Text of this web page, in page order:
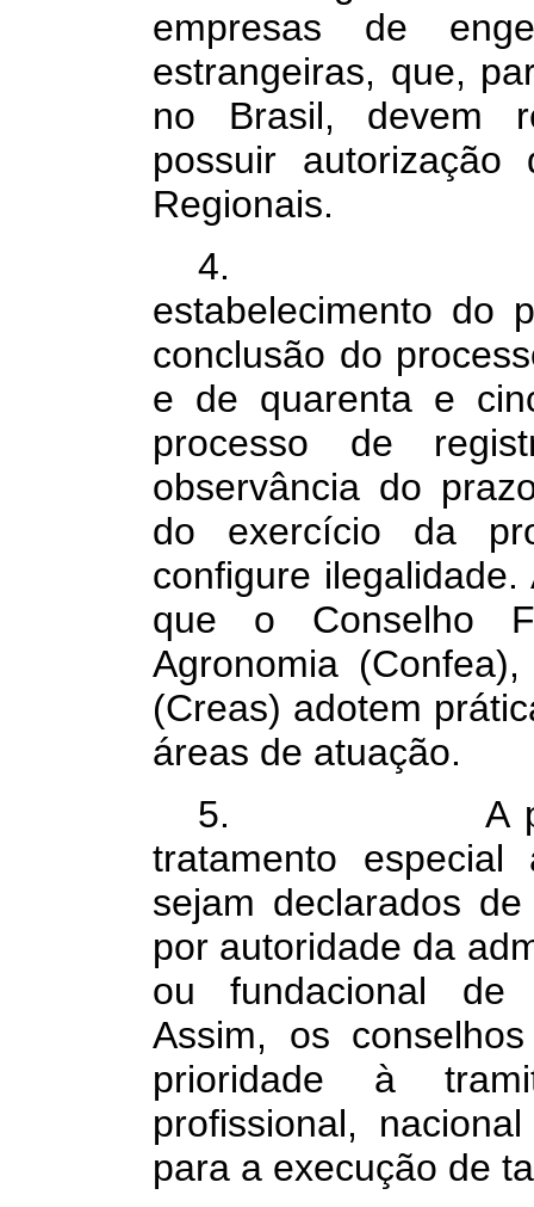
empresas de
estrangeiras, que,
no Brasil, devem
possuir autorização
Regionais.
4.
estabelecimento do
conclusão do
e de quarenta e
processo de
observância do
do exercício da
configure
que o Conselho
Agronomia
(Creas) adotem
áreas de atuação.
5. A
tratamento especial
sejam declarados
por autoridade da
ou fundacional de
Assim, os
prioridade à
profissional,
para a execução de